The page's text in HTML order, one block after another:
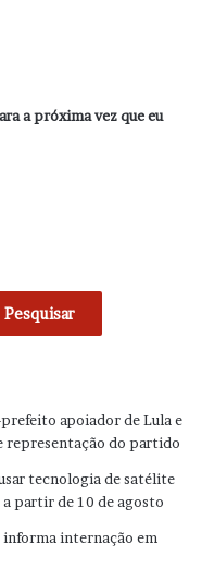
a próxima vez que eu
Pesquisar
apoiador de Lula e
representação do partido
tecnologia de satélite
partir de 10 de agosto
informa internação em